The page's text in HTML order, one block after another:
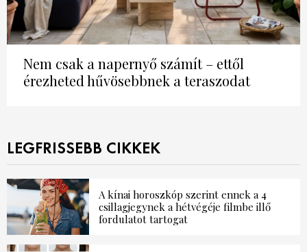
Nem csak a napernyő számít – ettől
érezheted hűvösebbnek a teraszodat
LEGFRISSEBB CIKKEK
A kínai horoszkóp szerint ennek a 4
csillagjegynek a hétvégéje filmbe illő
fordulatot tartogat